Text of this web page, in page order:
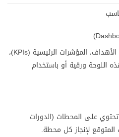
صمم لوحة معلومات تحتوي على الأهداف، المؤشرات الرئيسية (KPIs)،
اللوحة ورقية أو باستخدام
أنشئ خريطة تعليمية مثل GPS تحتوي على المحطات (الدورات
المتوقع لإنجاز كل محطة.